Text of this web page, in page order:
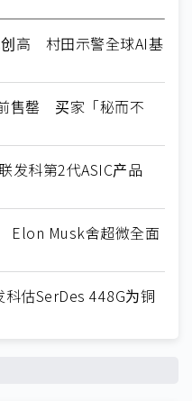
创高 村田示警全球AI基
售罄 买家「秘而不
科第2代ASIC产品
Elon Musk舍超微全面
估SerDes 448G为铜